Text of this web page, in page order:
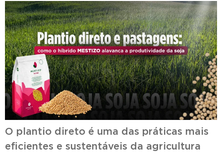
O plantio direto é uma das práticas mais
eficientes e sustentáveis da agricultura